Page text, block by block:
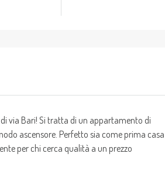
via Bari! Si tratta di un appartamento di
ascensore. Perfetto sia come prima casa
per chi cerca qualità a un prezzo